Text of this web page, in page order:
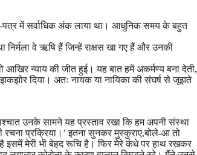
में सर्वाधिक अंक लाया था। आधुनिक समय के बहुत
वे ऋषि हैं जिन्हें राक्षस खा गए हैं और उनकी
न्याय की जीत हुई। यह बात हमें अकर्मण्य बना देती,
दिया। अतः नायक या नायिका की संघर्ष से जूझते
उनके सामने यह प्रस्ताव रखा कि हम अपनी संस्था
रचना प्रक्रिया।’ इतना सुनकर मुस्कुराए,बोले-आ तो
इसमें मेरी भी बेहद रूचि है। फिर मेरे कंधे पर हाथ रखकर